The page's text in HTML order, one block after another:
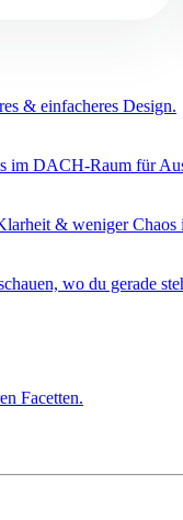
& einfacheres Design.
im DACH-Raum für
& weniger Chaos
wo du gerade
Facetten.